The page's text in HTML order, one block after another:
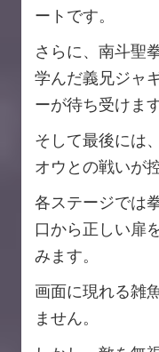
ートです。
さらに、南斗聖
学んだ義兄ジャ
ーが待ち受けます
そして最後には
オウとの戦いが
各ステージでは
口から正しい扉
みます。
画面に現れる雑
ません。